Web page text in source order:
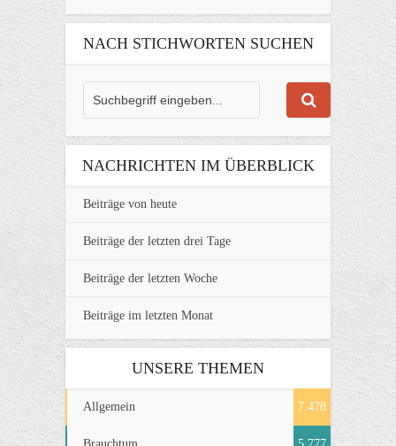
NACH STICHWORTEN SUCHEN
NACHRICHTEN IM ÜBERBLICK
Beiträge von heute
Beiträge der letzten drei Tage
Beiträge der letzten Woche
Beiträge im letzten Monat
UNSERE THEMEN
Allgemein 7.478